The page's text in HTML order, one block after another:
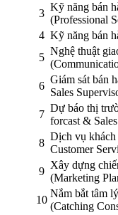
3
Kỹ năng bán
(Professional
4 Kỹ năng bán
5
Nghệ thuật
6
Giám sát bán
Sales
7
Dự báo thị
forcast &
8
Dịch vụ khách
Customer
9
Xây dựng
(Marketing
10
Nắm bắt tâm
(Catching